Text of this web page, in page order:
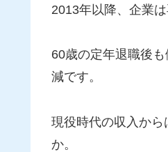
2013年以降、企業
60歳の定年退職後
減です。
現役時代の収入か
か。